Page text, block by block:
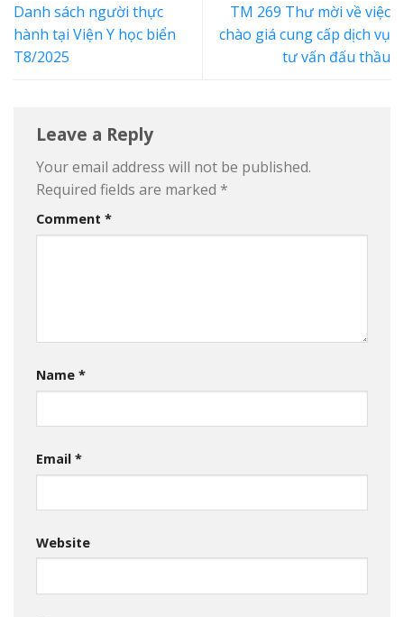
Danh sách người thực
hành tại Viện Y học biển
T8/2025
TM 269 Thư mời về việc
chào giá cung cấp dịch vụ
tư vấn đấu thầu
Leave a Reply
Your email address will not be published.
Required fields are marked *
Comment *
Name *
Email *
Website